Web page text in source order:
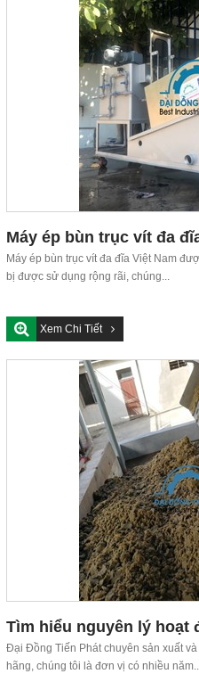
Máy ép bùn trục vít đa
Máy ép bùn trục vít đa đĩa Việt Nam
bị được sử dụng rộng rãi, chúng...
Xem Chi Tiết
Tìm hiểu nguyên lý hoạt
Đại Đồng Tiến Phát chuyên sản xuất
hãng, chúng tôi là đơn vị có nhiều